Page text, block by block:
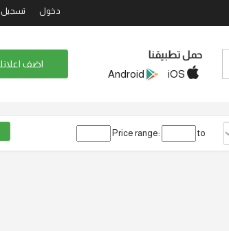
دخول تسجيل
حمل تطبيقنا
اضف
Price range: to